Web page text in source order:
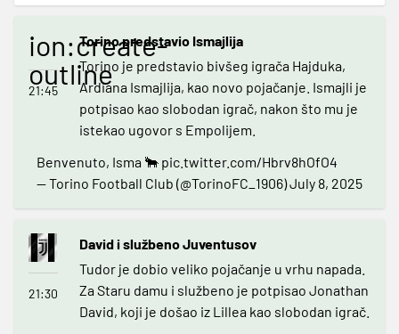
ion:create-
outline
21:45
Torino predstavio Ismajlija
Torino je predstavio bivšeg igrača Hajduka,
Ardiana Ismajlija, kao novo pojačanje. Ismajli je
potpisao kao slobodan igrač, nakon što mu je
istekao ugovor s Empolijem.
Benvenuto, Isma 🐂 pic.twitter.com/Hbrv8hOfO4
— Torino Football Club (@TorinoFC_1906)July 8, 2025
21:30
David i službeno Juventusov
Tudor je dobio veliko pojačanje u vrhu napada.
Za Staru damu i službeno je potpisao Jonathan
David, koji je došao iz Lillea kao slobodan igrač.